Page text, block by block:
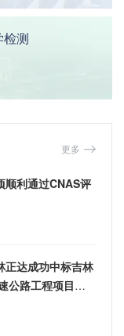
测
更多
顺利通过CNAS评
正达成功中标吉林
公路工程项目试